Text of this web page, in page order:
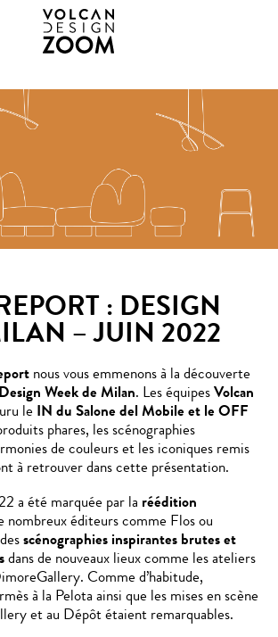
: DESIGN
– JUIN 2022
nous vous emmenons à la découverte
Design Week de Milan. Les équipesVolcan
le IN du Salone del Mobile et le OFF
phares, les scénographies
de couleurs et les iconiques remis
à retrouver dans cette présentation.
a été marquée par la réédition
nombreux éditeurs comme Flos ou
scénographies inspirantes brutes et
dans de nouveaux lieux comme les ateliers
Comme d’habitude,
à la Pelota ainsi que les mises en scène
et au Dépôt étaient remarquables.